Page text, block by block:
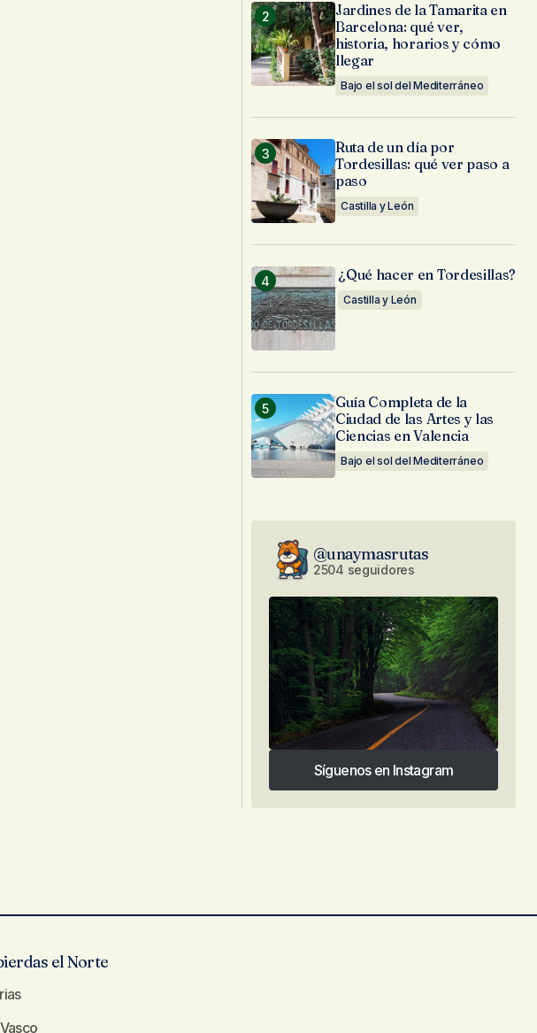
Jardines de la Tamarita en
Barcelona: qué ver,
historia, horarios y cómo
llegar
Bajo el sol del Mediterráneo
Ruta de un día por
Tordesillas: qué ver paso a
paso
Castilla y León
¿Qué hacer en Tordesillas?
Castilla y León
Guía Completa de la
Ciudad de las Artes y las
Ciencias en Valencia
Bajo el sol del Mediterráneo
@unaymasrutas
2504 seguidores
Síguenos en Instagram
Síguenos en Instagram
el Norte